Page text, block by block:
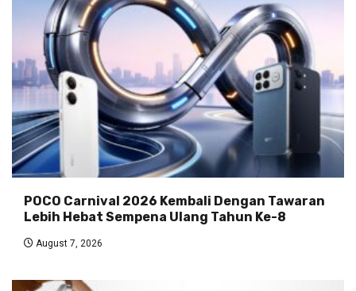
POCO Carnival 2026 Kembali Dengan Tawaran
Lebih Hebat Sempena Ulang Tahun Ke-8
August 7, 2026